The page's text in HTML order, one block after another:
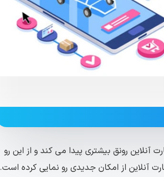
رونق بیشتری پیدا می کند و از این رو
آنلاین از امکان جدیدی رو نمایی کرده است.